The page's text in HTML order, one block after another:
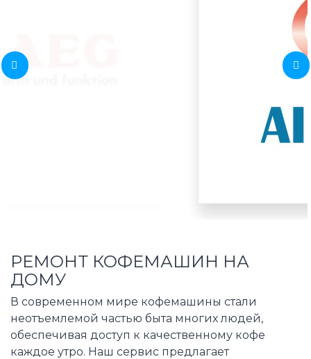
РЕМОНТ КОФЕМАШИН НА
ДОМУ
В современном мире кофемашины стали
неотъемлемой частью быта многих людей,
обеспечивая доступ к качественному кофе
каждое утро. Наш сервис предлагает